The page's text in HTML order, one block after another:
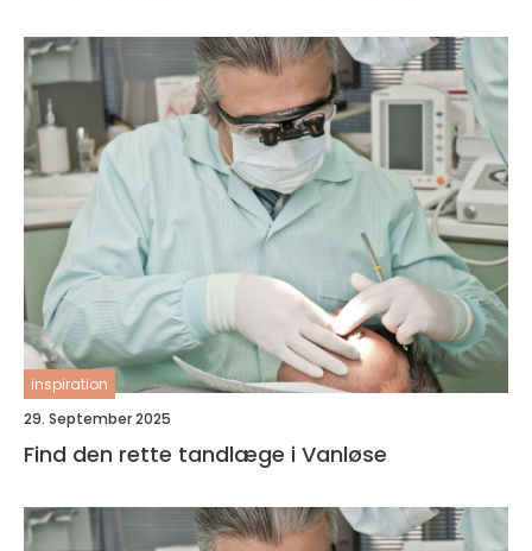
inspiration
29. September 2025
Find den rette tandlæge i Vanløse